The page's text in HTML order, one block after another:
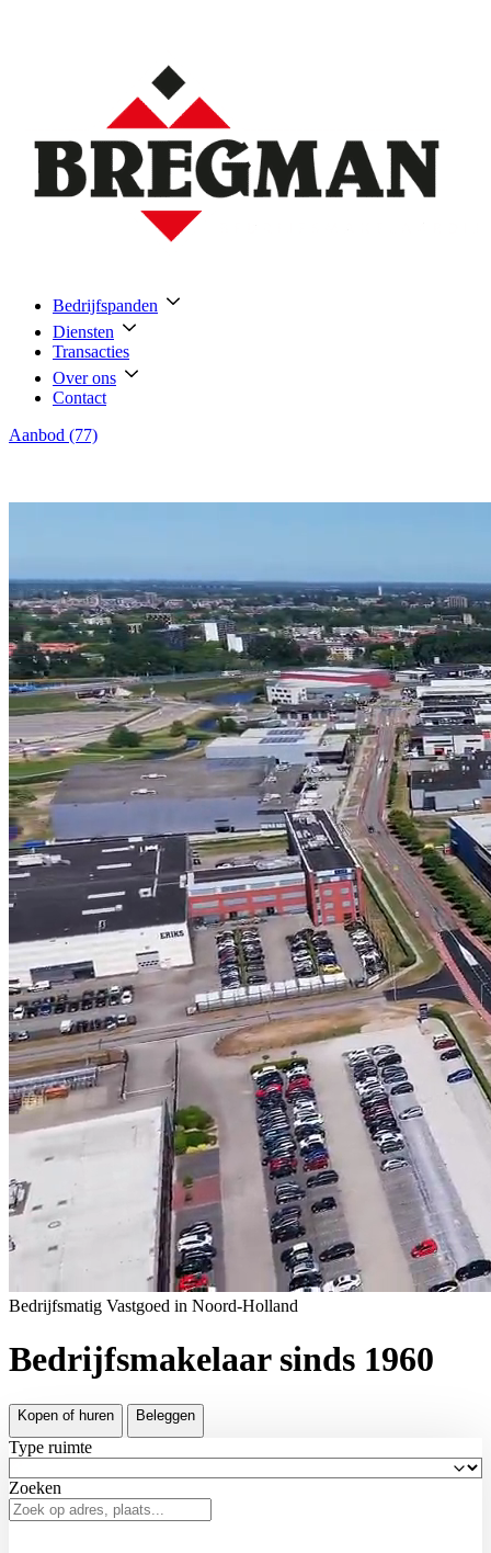
Bedrijfspanden
Diensten
Transacties
Over ons
Contact
Aanbod (77)
Bedrijfsmatig Vastgoed in Noord-Holland
Bedrijfsmakelaar sinds 1960
Kopen of huren Beleggen
Type ruimte
Zoeken